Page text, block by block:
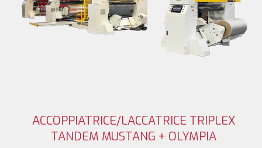
ACCOPPIATRICE/LACCATRICE TRIPLEX
TANDEM MUSTANG + OLYMPIA